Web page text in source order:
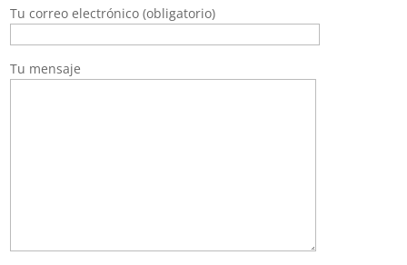
Tu correo electrónico (obligatorio)
Tu mensaje